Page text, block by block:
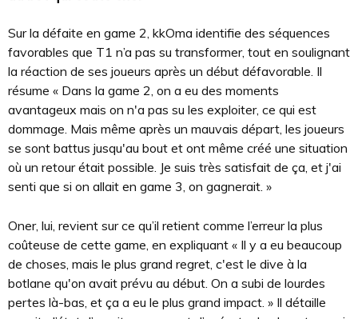
Sur la défaite en game 2, kkOma identifie des séquences
favorables que T1 n’a pas su transformer, tout en soulignant
la réaction de ses joueurs après un début défavorable. Il
résume « Dans la game 2, on a eu des moments
avantageux mais on n'a pas su les exploiter, ce qui est
dommage. Mais même après un mauvais départ, les joueurs
se sont battus jusqu'au bout et ont même créé une situation
où un retour était possible. Je suis très satisfait de ça, et j'ai
senti que si on allait en game 3, on gagnerait. »
Oner, lui, revient sur ce qu’il retient comme l’erreur la plus
coûteuse de cette game, en expliquant « Il y a eu beaucoup
de choses, mais le plus grand regret, c'est le dive à la
botlane qu'on avait prévu au début. On a subi de lourdes
pertes là-bas, et ça a eu le plus grand impact. » Il détaille